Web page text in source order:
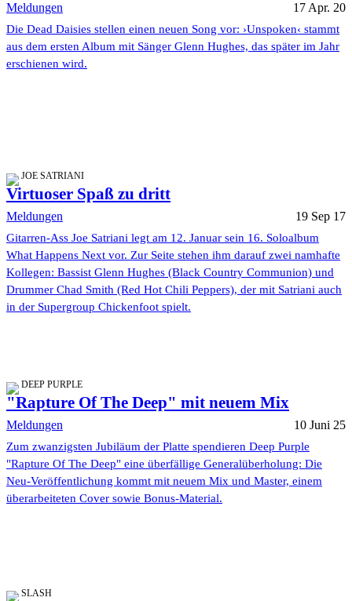
Meldungen 17 Apr. 20
Die Dead Daisies stellen einen neuen Song vor: ›Unspoken‹ stammt
aus dem ersten Album mit Sänger Glenn Hughes, das später im Jahr
erschienen wird.
JOE SATRIANI
Virtuoser Spaß zu dritt
Meldungen 19 Sep 17
Gitarren-Ass Joe Satriani legt am 12. Januar sein 16. Soloalbum
What Happens Next vor. Zur Seite stehen ihm darauf zwei namhafte
Kollegen: Bassist Glenn Hughes (Black Country Communion) und
Drummer Chad Smith (Red Hot Chili Peppers), der mit Satriani auch
in der Supergroup Chickenfoot spielt.
DEEP PURPLE
"Rapture Of The Deep" mit neuem Mix
Meldungen 10 Juni 25
Zum zwanzigsten Jubiläum der Platte spendieren Deep Purple
"Rapture Of The Deep" eine überfällige Generalüberholung: Die
Neu-Veröffentlichung kommt mit neuem Mix und Master, einem
überarbeiteten Cover sowie Bonus-Material.
SLASH